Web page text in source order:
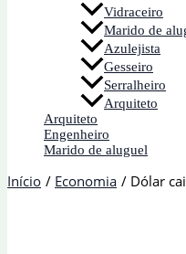
Vidraceiro
Marido de
Azulejista
Gesseiro
Serralheiro
Arquiteto
Arquiteto
Engenheiro
Marido de aluguel
Início Economia Dólar